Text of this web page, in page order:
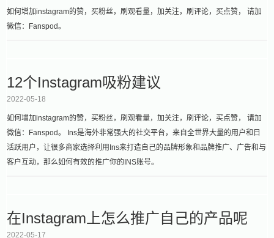
如何增加instagram的赞，买粉丝，刷观看量，加关注，刷评论，买点赞， 请加
微信：Fanspod。
12个Instagram吸粉建议
2022-05-18
如何增加instagram的赞，买粉丝，刷观看量，加关注，刷评论，买点赞， 请加
微信：Fanspod。 Ins是海外非常强大的社交平台，来自全世界大量的用户和日
活跃用户，让很多商家选择利用Ins来打造自己的品牌形象和品牌推广、广告和与
客户互动，那么如何有效的推广你的INS账号。
在Instagram上怎么推广自己的产品呢
2022-05-17